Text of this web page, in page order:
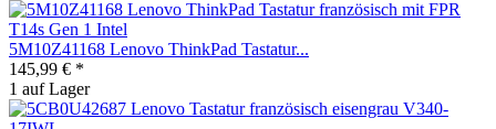
5M10Z41168 Lenovo ThinkPad Tastatur...
145,99 € *
1 auf Lager